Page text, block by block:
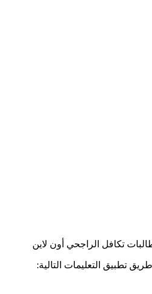
تطبيق التعليمات التالية: